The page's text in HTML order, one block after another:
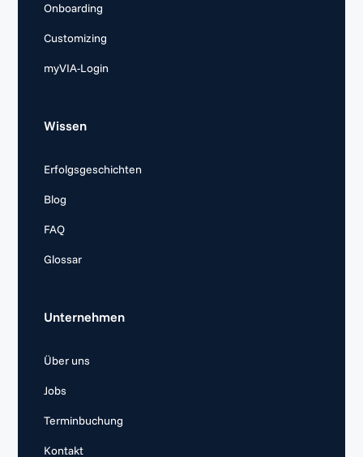
Onboarding
Customizing
myVIA-Login
Wissen
Erfolgsgeschichten
Blog
FAQ
Glossar
Unternehmen
Über uns
Jobs
Terminbuchung
Kontakt